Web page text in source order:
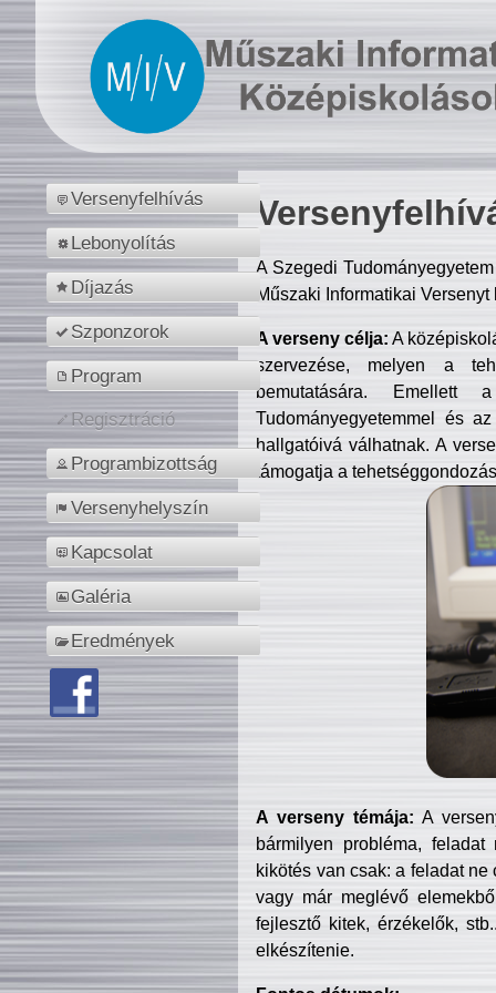
Versenyfelhívás
Lebonyolítás
Díjazás
Szponzorok
Program
Regisztráció
Programbizottság
Versenyhelyszín
Kapcsolat
Galéria
Eredmények
A Szegedi
Műszaki Informatikai
A verseny célja: A
szervezése, melyen a
bemutatására. Emellett
Tudományegyetemmel és
hallgatóivá válhatnak. A
támogatja a
A verseny témája: A
bármilyen probléma, feladat
kikötés van csak: a feladat
vagy már meglévő
fejlesztő kitek, érzékelők,
elkészítenie.